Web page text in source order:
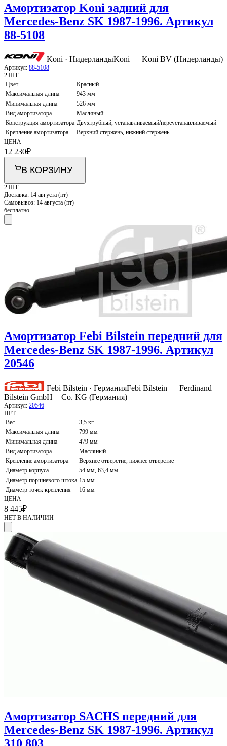
Амортизатор Koni задний для
Mercedes-Benz SK 1987-1996. Артикул
88-5108
Koni · НидерландыKoni — Koni BV (Нидерланды)
Артикул: 88-5108
2 ШТ
Цвет
Красный
Максимальная длина
943 мм
Минимальная длина
526 мм
Вид амортизатора
Масляный
Конструкция амортизатора Двухтрубный, устанавливаемый/переустанавливаемый
Крепление амортизатора
Верхний стержень, нижний стержень
ЦЕНА
12 230₽
В КОРЗИНУ
2 ШТ
Доставка: 14 августа (пт)
Самовывоз: 14 августа (пт)
бесплатно
Амортизатор Febi Bilstein передний для
Mercedes-Benz SK 1987-1996. Артикул
20546
Febi Bilstein · ГерманияFebi Bilstein — Ferdinand
Bilstein GmbH + Co. KG (Германия)
Артикул: 20546
НЕТ
Вес
3,5 кг
Максимальная длина
799 мм
Минимальная длина
479 мм
Вид амортизатора
Масляный
Крепление амортизатора
Верхнее отверстие, нижнее отверстие
Диаметр корпуса
54 мм, 63,4 мм
Диаметр поршневого штока 15 мм
Диаметр точек крепления
16 мм
ЦЕНА
8 445₽
НЕТ В НАЛИЧИИ
Амортизатор SACHS передний для
Mercedes-Benz SK 1987-1996. Артикул